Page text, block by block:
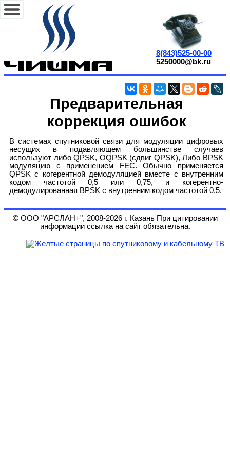
8(843)525-00-00
5250000@bk.ru
Предварительная
коррекция ошибок
В системах спутниковой связи для модуляции цифровых
несущих в подавляющем большинстве случаев
используют либо QPSK, OQPSK (сдвиг QPSK), Либо BPSK
модуляцию с применением FEC. Обычно применяется
QPSK с когерентной демодуляцией вместе с внутренним
кодом частотой 0,5 или 0,75, и когерентно-
демодулированная BPSK с внутренним кодом частотой 0,5.
© ООО "АРСЛАН+", 2008-2026 г. Казань При цитировании
информации ссылка на сайт обязательна.